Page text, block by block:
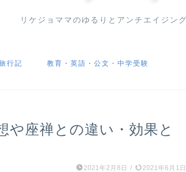
リケジョママのゆるりとアンチエイジング
行記 教育・英語・公文・中学受験
や座禅との違い・効果と
2021年2月8日 / 2021年6月1日